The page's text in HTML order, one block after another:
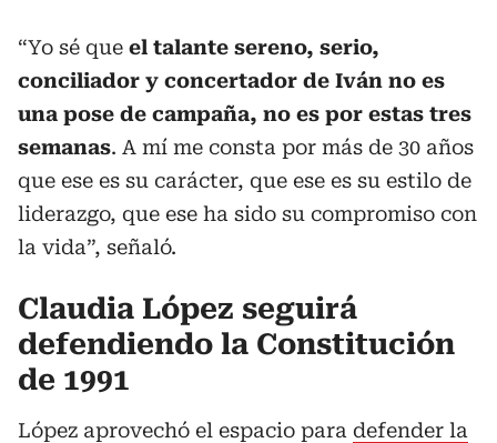
“Yo sé que el talante sereno, serio,
conciliador y concertador de Iván no es
una pose de campaña, no es por estas tres
semanas. A mí me consta por más de 30 años
que ese es su carácter, que ese es su estilo de
liderazgo, que ese ha sido su compromiso con
la vida”, señaló.
Claudia López seguirá
defendiendo la Constitución
de 1991
López aprovechó el espacio para defender la